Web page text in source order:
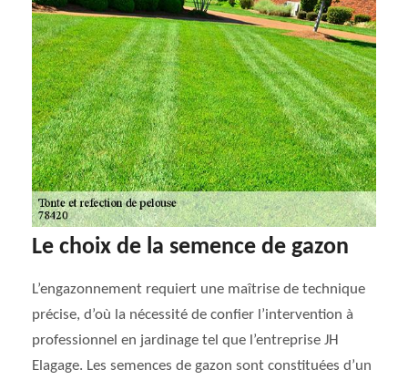
Le choix de la semence de gazon
L’engazonnement requiert une maîtrise de technique
précise, d’où la nécessité de confier l’intervention à
professionnel en jardinage tel que l’entreprise JH
Elagage. Les semences de gazon sont constituées d’un